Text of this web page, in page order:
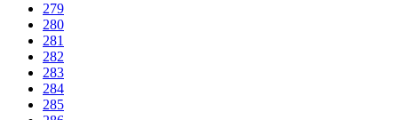
279
280
281
282
283
284
285